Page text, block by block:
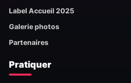
Label Accueil 2025
Galerie photos
Partenaires
Pratiquer